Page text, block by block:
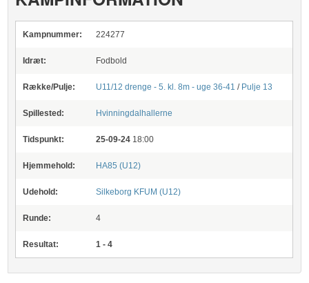
Kampnummer: 224277
Idræt: Fodbold
Række/Pulje: U11/12 drenge - 5. kl. 8m - uge 36-41 / Pulje 13
Spillested: Hvinningdalhallerne
Tidspunkt: 25-09-24 18:00
Hjemmehold: HA85 (U12)
Udehold: Silkeborg KFUM (U12)
Runde: 4
Resultat: 1 - 4